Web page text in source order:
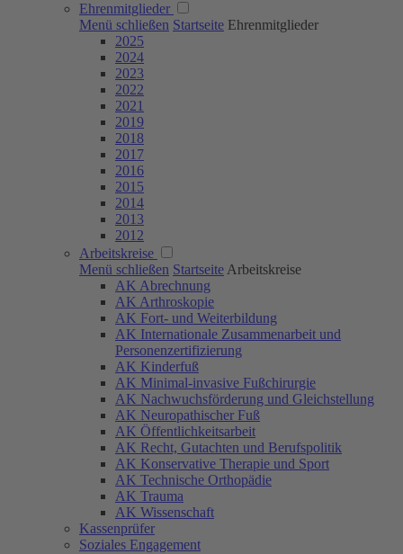
Ehrenmitglieder
Menü schließen Startseite Ehrenmitglieder
2025
2024
2023
2022
2021
2019
2018
2017
2016
2015
2014
2013
2012
Arbeitskreise
Menü schließen Startseite Arbeitskreise
AK Abrechnung
AK Arthroskopie
AK Fort- und Weiterbildung
AK Internationale Zusammenarbeit und
Personenzertifizierung
AK Kinderfuß
AK Minimal-invasive Fußchirurgie
AK Nachwuchsförderung und Gleichstellung
AK Neuropathischer Fuß
AK Öffentlichkeits­arbeit
AK Recht, Gutachten und Berufspolitik
AK Konservative Therapie und Sport
AK Technische Orthopädie
AK Trauma
AK Wissenschaft
Kassenprüfer
Soziales Engagement